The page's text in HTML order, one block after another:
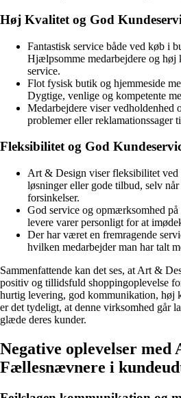
Høj Kvalitet og God
Fantastisk service både ved køb i
Hjælpsomme medarbejdere og høj
service.
Flot fysisk butik og hjemmeside
Dygtige, venlige og kompetente
Medarbejdere viser vedholdenhed
problemer eller reklamationssager
Fleksibilitet og God
Art & Design viser fleksibilitet ved
løsninger eller gode tilbud, selv
forsinkelser.
God service og opmærksomhed på
levere varer personligt for at
Der har været en fremragende
hvilken medarbejder man har talt
Sammenfattende kan det ses, at Art &
positiv og tillidsfuld shoppingoplevelse
hurtig levering, god kommunikation, høj
er det tydeligt, at denne virksomhed går
glæde deres kunder.
Negative oplevelser med
Fællesnævnere i